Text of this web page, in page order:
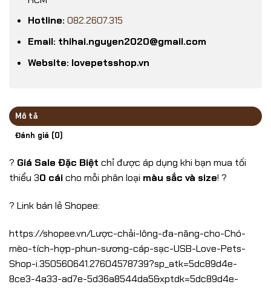
Hotline: 082.2607.315
Email: thihai.nguyen2020@gmail.com
Website: lovepetsshop.vn
Mô tả
Đánh giá (0)
? Giá Sale Đặc Biệt chỉ được áp dụng khi bạn mua tối
thiểu 30 cáicho mỗi phân loại màu sắc và size! ?
? Link bán lẻ Shopee:
https://shopee.vn/Lược-chải-lông-đa-năng-cho-Chó-
mèo-tích-hợp-phun-sương-cáp-sạc-USB-Love-Pets-
Shop-i.350560641.27604578739?sp_atk=5dc89d4e-
8ce3-4a33-ad7e-5d36a8544da5&xptdk=5dc89d4e-